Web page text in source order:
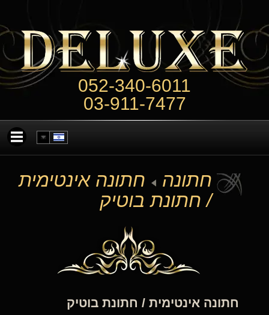
052-340-6011
03-911-7477
חתונה
חתונה אינטימית
/ חתונת בוטיק
חתונה אינטימית / חתונת בוטיק